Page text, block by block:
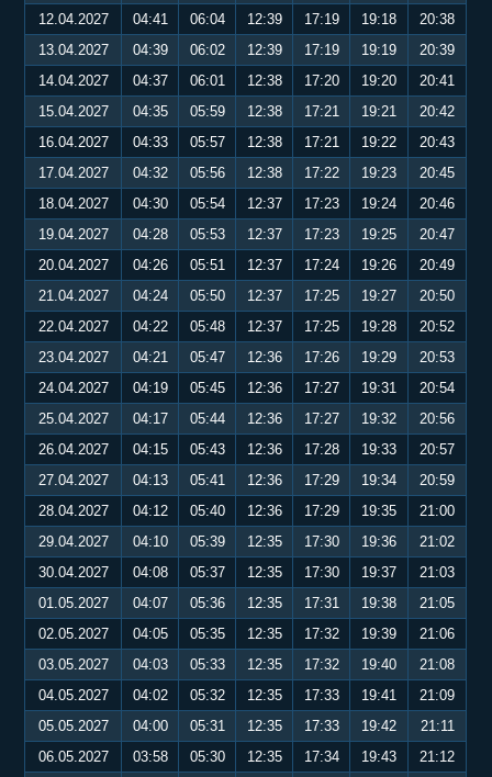
12.04.2027 04:41 06:04 12:39 17:19 19:18
20:38
13.04.2027
04:39 06:02 12:39 17:19 19:19
20:39
14.04.2027
04:37 06:01 12:38 17:20 19:20
20:41
15.04.2027
04:35 05:59 12:38 17:21 19:21
20:42
16.04.2027
04:33 05:57 12:38 17:21 19:22
20:43
17.04.2027
04:32 05:56 12:38 17:22 19:23
20:45
18.04.2027
04:30 05:54 12:37 17:23 19:24
20:46
19.04.2027
04:28 05:53 12:37 17:23 19:25
20:47
20.04.2027
04:26 05:51 12:37 17:24 19:26
20:49
21.04.2027
04:24 05:50 12:37 17:25 19:27
20:50
22.04.2027
04:22 05:48 12:37 17:25 19:28
20:52
23.04.2027
04:21 05:47 12:36 17:26 19:29
20:53
24.04.2027
04:19 05:45 12:36 17:27 19:31
20:54
25.04.2027
04:17 05:44 12:36 17:27 19:32
20:56
26.04.2027
04:15 05:43 12:36 17:28 19:33
20:57
27.04.2027
04:13 05:41 12:36 17:29 19:34
20:59
28.04.2027
04:12 05:40 12:36 17:29 19:35
21:00
29.04.2027
04:10 05:39 12:35 17:30 19:36
21:02
30.04.2027
04:08 05:37 12:35 17:30 19:37
21:03
01.05.2027
04:07 05:36 12:35 17:31 19:38
21:05
02.05.2027
04:05 05:35 12:35 17:32 19:39
21:06
03.05.2027
04:03 05:33 12:35 17:32 19:40
21:08
04.05.2027
04:02 05:32 12:35 17:33 19:41
21:09
05.05.2027
04:00 05:31 12:35 17:33 19:42
21:11
06.05.2027
03:58 05:30 12:35 17:34 19:43
21:12